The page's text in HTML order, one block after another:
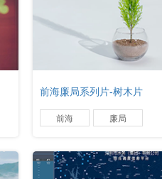
前海廉局系列片-树木片
前海 廉局